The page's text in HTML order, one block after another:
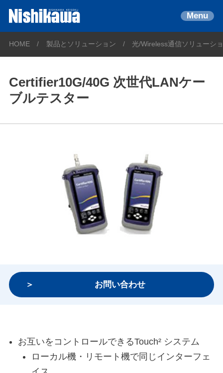
Menu
HOME 製品とソリューション 光/Wireless通信ソリューシ
Certifier10G/40G 次世代LANケー
ブルテスター
お問い合わせ
お互いをコントロールできるTouch² システム
ローカル機・リモート機で同じインターフェ